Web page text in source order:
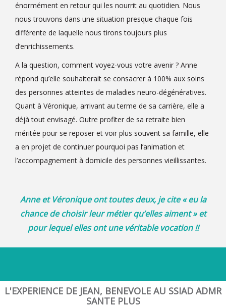
énormément en retour qui les nourrit au quotidien. Nous
nous trouvons dans une situation presque chaque fois
différente de laquelle nous tirons toujours plus
d’enrichissements.
A la question, comment voyez-vous votre avenir ? Anne
répond qu’elle souhaiterait se consacrer à 100% aux soins
des personnes atteintes de maladies neuro-dégénératives.
Quant à Véronique, arrivant au terme de sa carrière, elle a
déjà tout envisagé. Outre profiter de sa retraite bien
méritée pour se reposer et voir plus souvent sa famille, elle
a en projet de continuer pourquoi pas l’animation et
l’accompagnement à domicile des personnes vieillissantes.
Anne et Véronique ont toutes deux, je cite « eu la
chance de choisir leur métier qu’elles aiment » et
pour lequel elles ont une véritable vocation !!
L'EXPERIENCE DE JEAN, BENEVOLE AU SSIAD ADMR
SANTE PLUS